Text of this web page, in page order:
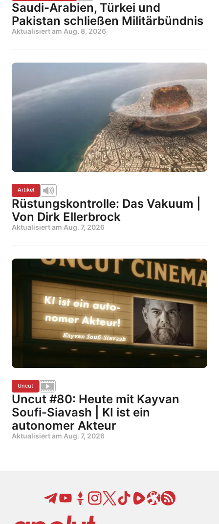
Saudi-Arabien, Türkei und
Pakistan schließen Militärbündnis
Aktualisiert am Aug. 8, 2026
Artikel
Rüstungskontrolle: Das Vakuum |
Von Dirk Ellerbrock
Aktualisiert am Aug. 7, 2026
Uncut
Uncut #80: Heute mit Kayvan
Soufi-Siavash | KI ist ein
autonomer Akteur
Aktualisiert am Aug. 7, 2026